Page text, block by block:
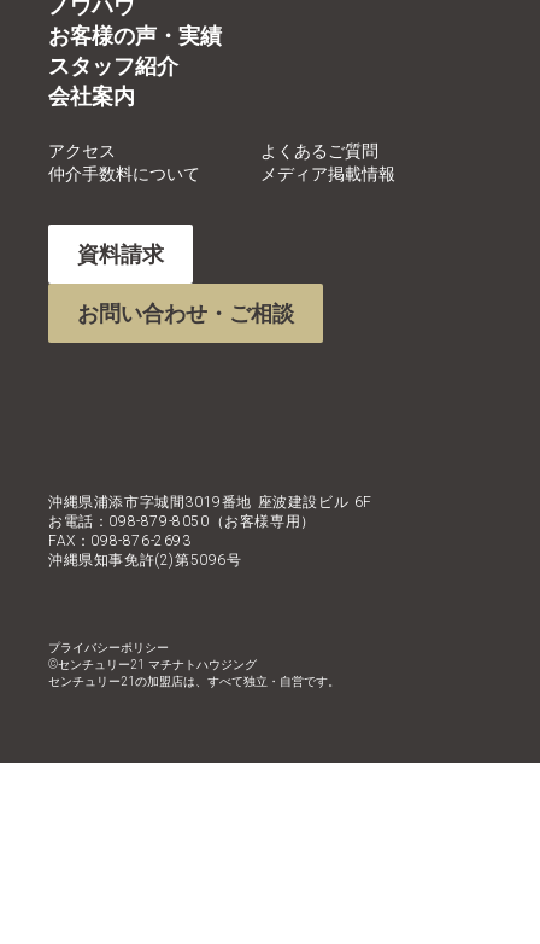
沖縄県浦添市字城間3019番地 座波建設ビル 6F
お電話：098-879-8050（お客様専用）
FAX：098-876-2693
沖縄県知事免許(2)第5096号
ノウハウ
お客様の声・実績
スタッフ紹介
会社案内
アクセス
よくあるご質問
仲介手数料について
メディア掲載情報
資料請求
お問い合わせ・ご相談
センチュリー21の加盟店は、すべて独立・自営です。
©︎センチュリー21 マチナトハウジング
プライバシーポリシー